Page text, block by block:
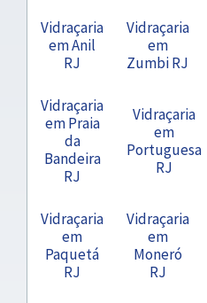
Vidraçaria
em Anil
RJ
Vidraçaria
em
Zumbi RJ
Vidraçaria
em Praia
da
Bandeira
RJ
Vidraçaria
em
Portuguesa
RJ
Vidraçaria
em
Paquetá
RJ
Vidraçaria
em
Moneró
RJ